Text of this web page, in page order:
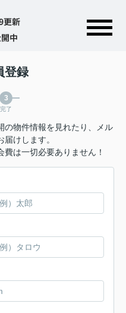
更新
中
登録
完了
の物件情報を見れたり、メル
けします。
は一切必要ありません！